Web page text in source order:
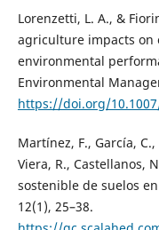
Lorenzetti, L. A., &
agriculture impacts on
environmental
Environmental
https://doi.org/
Martínez, F., García,
Viera, R., Castellanos,
sostenible de suelos
12(1), 25–38.